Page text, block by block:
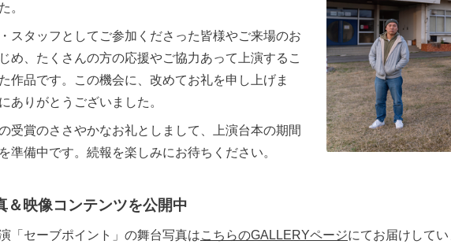
。
スタッフとしてご参加くださった皆様やご来場のお
め、たくさんの方の応援やご協力あって上演するこ
作品です。この機会に、改めてお礼を申し上げま
ありがとうございました。
受賞のささやかなお礼としまして、上演台本の期間
準備中です。続報を楽しみにお待ちください。
＆映像コンテンツを公開中
「セーブポイント」の舞台写真はこちらのGALLERYページにてお届けしてい